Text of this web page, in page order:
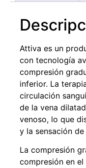
Attiva es un
con tecnología
compresión
inferior. La
circulación
de la vena
venoso, lo que
y la sensación
La compresión
compresión en